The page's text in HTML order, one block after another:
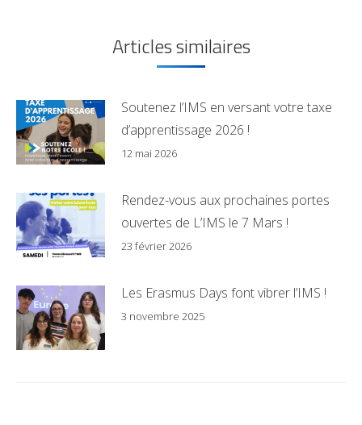
Articles similaires
Soutenez l’IMS en versant votre taxe
d’apprentissage 2026 !
12 mai 2026
Rendez-vous aux prochaines portes
ouvertes de L’IMS le 7 Mars !
23 février 2026
Les Erasmus Days font vibrer l’IMS !
3 novembre 2025